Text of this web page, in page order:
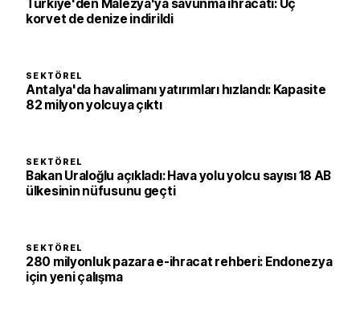
Türkiye'den Malezya'ya savunma ihracatı: Üç
korvet de denize indirildi
SEKTÖREL
Antalya'da havalimanı yatırımları hızlandı: Kapasite
82 milyon yolcuya çıktı
SEKTÖREL
Bakan Uraloğlu açıkladı: Hava yolu yolcu sayısı 18 AB
ülkesinin nüfusunu geçti
SEKTÖREL
280 milyonluk pazara e-ihracat rehberi: Endonezya
için yeni çalışma